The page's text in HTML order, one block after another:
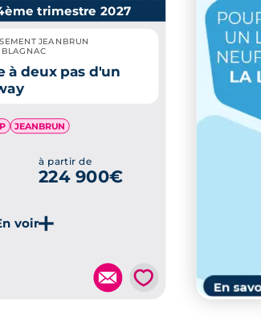
trimestre 2027
JEANBRUN
BLAGNAC
à deux pas d'un
JEANBRUN
à partir de
224 900€
💗